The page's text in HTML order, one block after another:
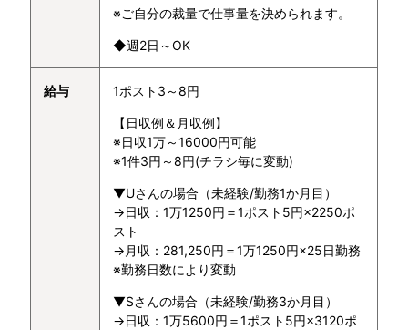
※ご自分の裁量で仕事量を決められます。
◆週2日～OK
給与 1ポスト3～8円
【日収例＆月収例】
※日収1万～16000円可能
※1件3円～8円(チラシ毎に変動)
▼Uさんの場合（未経験/勤務1か月目）
→日収：1万1250円＝1ポスト5円×2250ポ
スト
→月収：281,250円＝1万1250円×25日勤務
※勤務日数により変動
▼Sさんの場合（未経験/勤務3か月目）
→日収：1万5600円＝1ポスト5円×3120ポ